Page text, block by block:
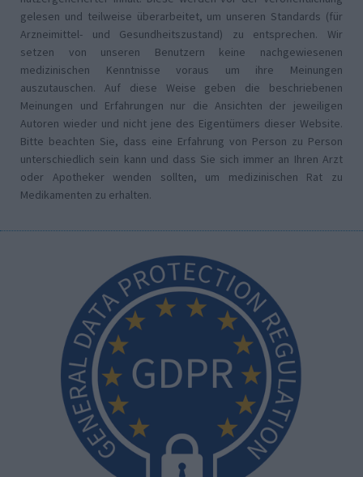
gelesen und teilweise überarbeitet, um unseren Standards (für
Arzneimittel- und Gesundheitszustand) zu entsprechen. Wir
setzen von unseren Benutzern keine nachgewiesenen
medizinischen Kenntnisse voraus um ihre Meinungen
auszutauschen. Auf diese Weise geben die beschriebenen
Meinungen und Erfahrungen nur die Ansichten der jeweiligen
Autoren wieder und nicht jene des Eigentümers dieser Website.
Bitte beachten Sie, dass eine Erfahrung von Person zu Person
unterschiedlich sein kann und dass Sie sich immer an Ihren Arzt
oder Apotheker wenden sollten, um medizinischen Rat zu
Medikamenten zu erhalten.